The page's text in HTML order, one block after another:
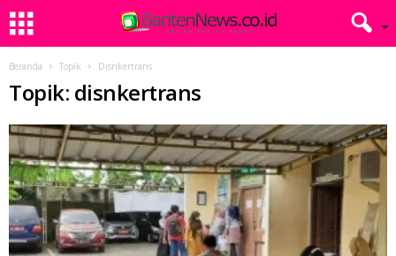
Beranda Topik Disnkertrans
Topik: disnkertrans